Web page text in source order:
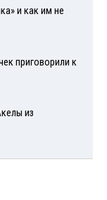
и как им не
приговорили к
из